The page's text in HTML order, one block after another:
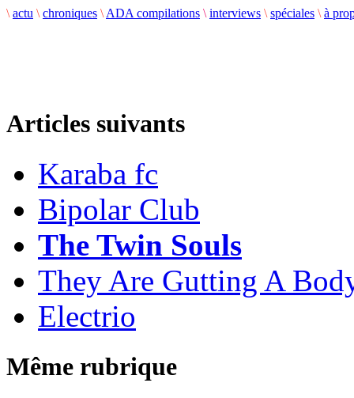
\ actu \ chroniques \ ADA compilations \ interviews \ spéciales \ à
Articles suivants
Karaba fc
Bipolar Club
The Twin Souls
They Are Gutting A
Electrio
Même rubrique